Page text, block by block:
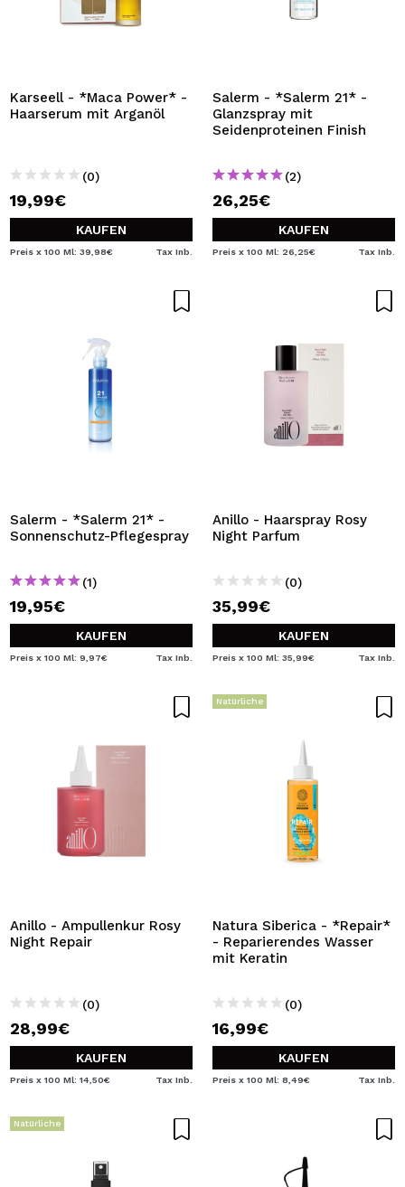
Karseell - *Maca Power* -
Haarserum mit Arganöl
(0)
19,99€
KAUFEN
Preis x 100 Ml: 39,98€ Tax Inb.
Salerm - *Salerm 21* -
Glanzspray mit
Seidenproteinen Finish
(2)
26,25€
KAUFEN
Preis x 100 Ml: 26,25€ Tax Inb.
Salerm - *Salerm 21* -
Sonnenschutz-Pflegespray
(1)
19,95€
KAUFEN
Preis x 100 Ml: 9,97€ Tax Inb.
Anillo - Haarspray Rosy
Night Parfum
(0)
35,99€
KAUFEN
Preis x 100 Ml: 35,99€ Tax Inb.
Anillo - Ampullenkur Rosy
Night Repair
(0)
28,99€
KAUFEN
Preis x 100 Ml: 14,50€ Tax Inb.
Natürliche
Natura Siberica - *Repair*
- Reparierendes Wasser
mit Keratin
(0)
16,99€
KAUFEN
Preis x 100 Ml: 8,49€ Tax Inb.
Natürliche